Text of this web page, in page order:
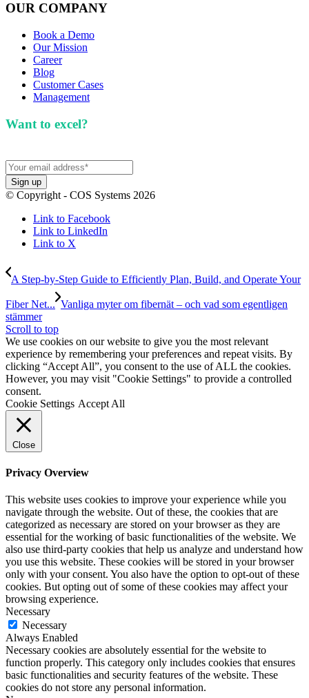
OUR COMPANY
Book a Demo
Our Mission
Career
Blog
Customer Cases
Management
Want to excel?
© Copyright - COS Systems 2026
Link to Facebook
Link to LinkedIn
Link to X
A Step-by-Step Guide to Efficiently Plan, Build, and Operate Your
Fiber Net... Vanliga myter om fibernät – och vad som egentligen
stämmer
Scroll to top
We use cookies on our website to give you the most relevant
experience by remembering your preferences and repeat visits. By
clicking “Accept All”, you consent to the use of ALL the cookies.
However, you may visit "Cookie Settings" to provide a controlled
consent.
Cookie Settings Accept All
Close
Privacy Overview
This website uses cookies to improve your experience while you
navigate through the website. Out of these, the cookies that are
categorized as necessary are stored on your browser as they are
essential for the working of basic functionalities of the website. We
also use third-party cookies that help us analyze and understand how
you use this website. These cookies will be stored in your browser
only with your consent. You also have the option to opt-out of these
cookies. But opting out of some of these cookies may affect your
browsing experience.
Necessary
Necessary
Always Enabled
Necessary cookies are absolutely essential for the website to
function properly. This category only includes cookies that ensures
basic functionalities and security features of the website. These
cookies do not store any personal information.